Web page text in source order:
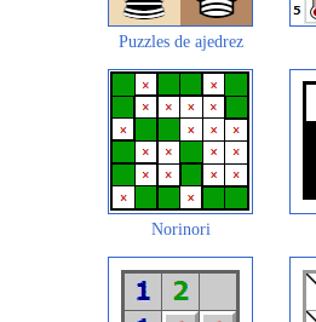
Puzzles de ajedrez
Norinori